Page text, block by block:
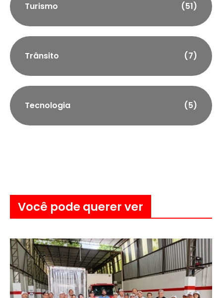
Turismo (51)
Trânsito (7)
Tecnologia (5)
Você pode querer ver